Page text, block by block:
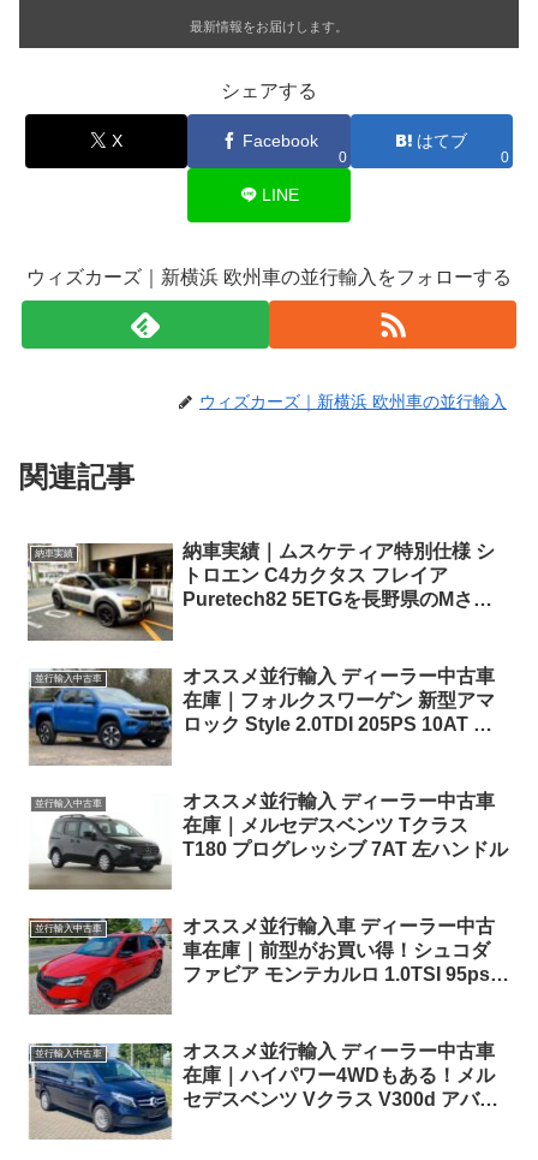
最新情報をお届けします。
シェアする
X Facebook
0
はてブ
0
LINE
ウィズカーズ｜新横浜 欧州車の並行輸入をフォローする
ウィズカーズ｜新横浜 欧州車の並行輸入
関連記事
納車実績
納車実績｜ムスケティア特別仕様 シ
トロエン C4カクタス フレイア
Puretech82 5ETGを長野県のMさま
並行輸入中古車
オススメ並行輸入 ディーラー中古車
在庫｜フォルクスワーゲン 新型アマ
ロック Style 2.0TDI 205PS 10AT 右
並行輸入中古車
オススメ並行輸入 ディーラー中古車
在庫｜メルセデスベンツ Tクラス
T180 プログレッシブ 7AT 左ハンドル
並行輸入中古車
オススメ並行輸入車 ディーラー中古
車在庫｜前型がお買い得！シュコダ
ファビア モンテカルロ 1.0TSI 95ps
並行輸入中古車
オススメ並行輸入 ディーラー中古車
在庫｜ハイパワー4WDもある！メル
セデスベンツ Vクラス V300d アバン